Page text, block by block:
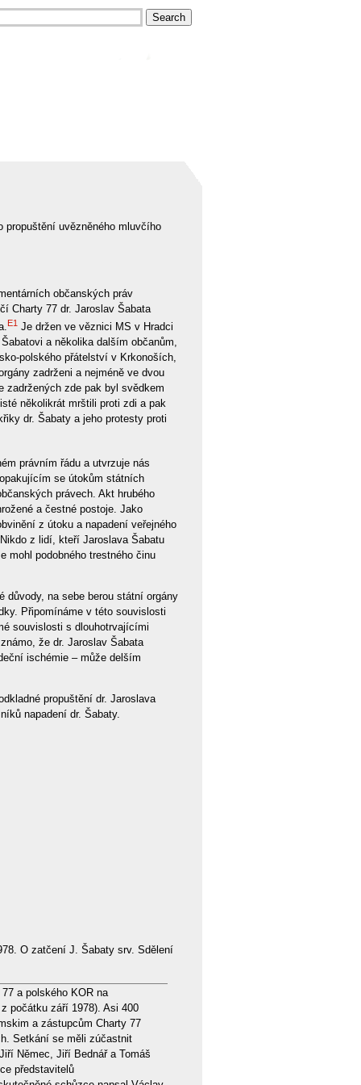
propuštění uvězněného mluvčího
občanských práv
Charty 77 dr. Jaroslav Šabata
E1 Je držen ve věznici MS v Hradci
a několika dalším občanům,
polského přátelství v Krkonoších,
zadrženi a nejméně ve dvou
zadržených zde pak byl svědkem
několikrát mrštili proti zdi a pak
dr. Šabaty a jeho protesty proti
právním řádu a utvrzuje nás
se útokům státních
právech. Akt hrubého
a čestné postoje. Jako
z útoku a napadení veřejného
z lidí, kteří Jaroslava Šabatu
mohl podobného trestného činu
důvody, na sebe berou státní orgány
Připomínáme v této souvislosti
souvislosti s dlouhotrvajícími
že dr. Jaroslav Šabata
ischémie – může delším
propuštění dr. Jaroslava
napadení dr. Šabaty.
O zatčení J. Šabaty srv. Sdělení
a polského KOR na
počátku září 1978). Asi 400
a zástupcům Charty 77
Setkání se měli zúčastnit
Němec, Jiří Bednář a Tomáš
představitelů